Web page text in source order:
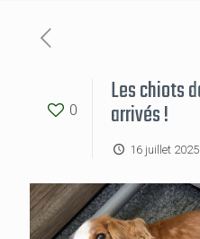
0
Les chiots
arrivés !
16 juillet 2025